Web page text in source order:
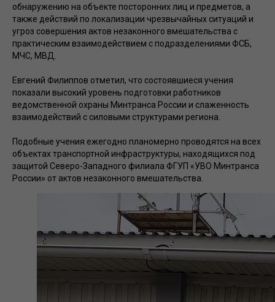
обнаружению на объекте посторонних лиц и предметов, а
также действий по локализации чрезвычайных ситуаций и
угроз совершения актов незаконного вмешательства с
практическим взаимодействием с подразделениями ФСБ,
МЧС, МВД.
Евгений Филиппов отметил, что состоявшиеся учения
показали высокий уровень подготовки работников
ведомственной охраны Минтранса России и слаженность
взаимодействий с силовыми структурами региона.
Подобные учения ежегодно планомерно проводятся на всех
объектах транспортной инфраструктуры, находящихся под
защитой Северо-Западного филиала ФГУП «УВО Минтранса
России» от актов незаконного вмешательства.